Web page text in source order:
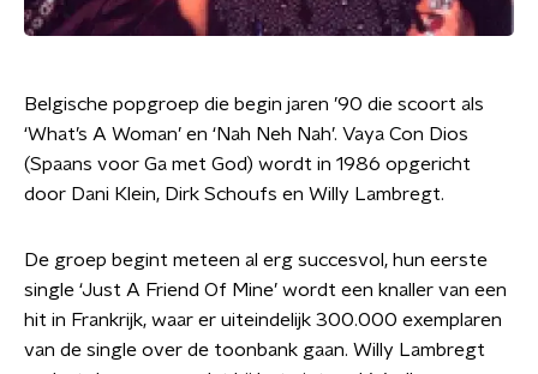
Belgische popgroep die begin jaren ’90 die scoort als
‘What’s A Woman’ en ‘Nah Neh Nah’. Vaya Con Dios
(Spaans voor Ga met God) wordt in 1986 opgericht
door Dani Klein, Dirk Schoufs en Willy Lambregt.
De groep begint meteen al erg succesvol, hun eerste
single ‘Just A Friend Of Mine’ wordt een knaller van een
hit in Frankrijk, waar er uiteindelijk 300.000 exemplaren
van de single over de toonbank gaan. Willy Lambregt